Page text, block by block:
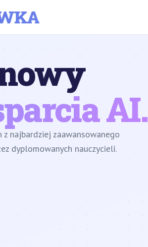
AI.
z najbardziej zaawansowanego
dyplomowanych nauczycieli.